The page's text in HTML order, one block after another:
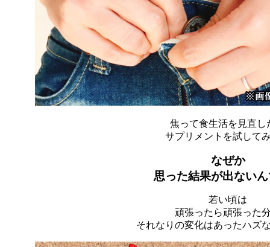
焦って食生活を見直し
サプリメントを試して
なぜか
思った結果が出ない
若い頃は
頑張ったら頑張った
それなりの変化はあったハズ